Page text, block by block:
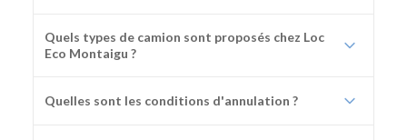
Quels types de camion sont proposés chez Loc
Eco Montaigu ?
Quelles sont les conditions d'annulation ?